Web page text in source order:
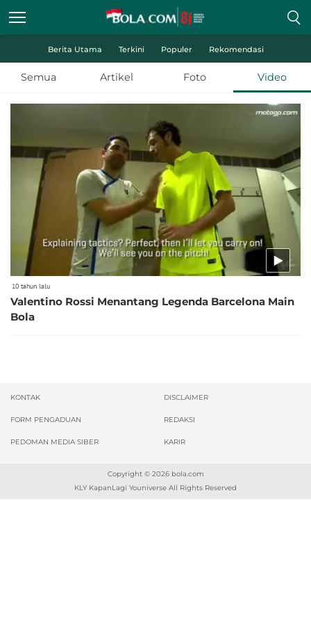
Berita Utama Terkini Populer Rekomendasi
Semua Artikel Foto Video
10 tahun lalu
Valentino Rossi Menantang Legenda Barcelona Main
Bola
KONTAK DISCLAIMER
FORM PENGADUAN REDAKSI
PEDOMAN MEDIA SIBER KARIR
Copyright © 2026 bola.com
KLY KapanLagi Youniverse All Rights Reserved